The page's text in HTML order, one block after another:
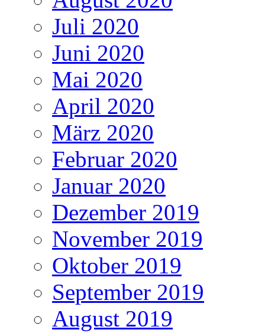
Juli 2020
Juni 2020
Mai 2020
April 2020
März 2020
Februar 2020
Januar 2020
Dezember 2019
November 2019
Oktober 2019
September 2019
August 2019